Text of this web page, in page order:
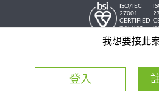
我想要接此
登入
ISO/IEC
27001
CERTIFIED
IS 814197 IS
© 2026 PRO36O. All